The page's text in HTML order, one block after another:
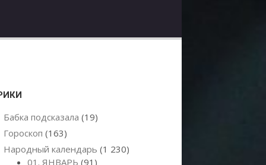
Бабка подсказала (19)
Гороскоп (163)
Народный календарь (1 230)
01. ЯНВАРЬ (91)